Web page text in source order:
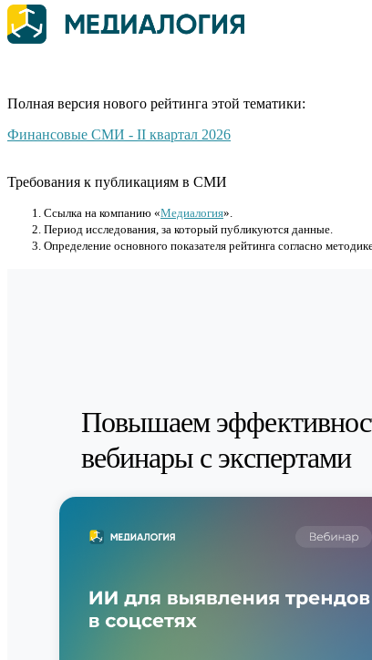
Полная версия нового рейтинга этой тематики:
Финансовые СМИ - II квартал 2026
Требования к публикациям в СМИ
Cсылка на компанию «Медиалогия».
Период исследования, за который публикуются данные.
Определение основного показателя рейтинга согласно
Повышаем
вебинары с экспертами